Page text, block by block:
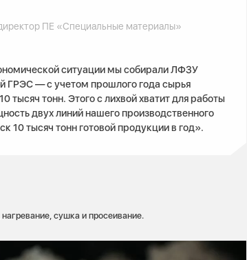
ПЕ «Специальные материалы»
ситуации мы собирали ЛФЗУ
ГРЭС — с учетом прошлого года сырья
тысяч тонн. Этого с лихвой хватит для работы
двух линий нашего производственного
10 тысяч тонн готовой продукции в год».
сушка и просеивание.